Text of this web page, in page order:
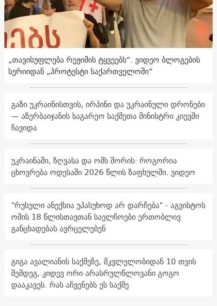
„თავისუფლება რეჟიმის ტყვეებს“. ვიდეო ბლოგების
სერიიდან „პროტესტი საქართველოში“
გაზი უკრაინისთვის, ირპინი და უკრაინული დრონები
— აზერბაიჯანის საგარეო საქმეთა მინისტრი კიევში
ჩავიდა
უკრაინაში, ზღვასა და ომს შორის: როგორია
ცხოვრება ოდესაში 2026 წლის ზაფხულში. ვიდეო
"რუსული ანექსია უპასუხოდ არ დარჩება" - აგვისტოს
ომის 18 წლისთავთან საელჩოები ერთობლივ
განცხადებას ავრცელებენ
გიგა ავალიანის საქმეზე, მკვლელობიდან 10 თვის
შემდეგ, კიდევ ორი არასრულწლოვანი გოგო
დააკავეს. რას აჩვენებს ეს საქმე